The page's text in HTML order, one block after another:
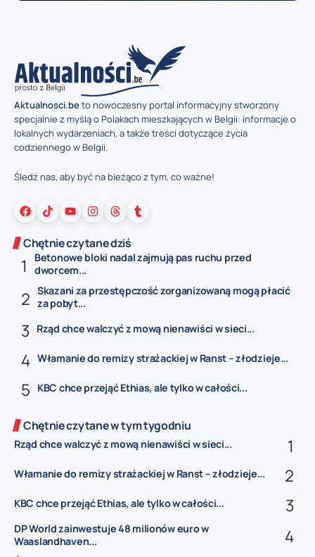
Aktualnosci.beto nowoczesny portal informacyjny stworzony
specjalnie z myślą o Polakach mieszkających w Belgii: informacje o
lokalnych wydarzeniach, a także treści dotyczące życia
codziennego w Belgii.
Śledź nas, aby być na bieżąco z tym, co ważne!
Chętnie czytane dziś
Betonowe bloki nadal zajmują pas ruchu przed
dworcem...
Skazani za przestępczość zorganizowaną mogą płacić
za pobyt...
Rząd chce walczyć z mową nienawiści w sieci...
Włamanie do remizy strażackiej w Ranst – złodzieje...
KBC chce przejąć Ethias, ale tylko w całości...
Chętnie czytane w tym tygodniu
Rząd chce walczyć z mową nienawiści w sieci...
Włamanie do remizy strażackiej w Ranst – złodzieje...
KBC chce przejąć Ethias, ale tylko w całości...
DP World zainwestuje 48 milionów euro w
Waaslandhaven...